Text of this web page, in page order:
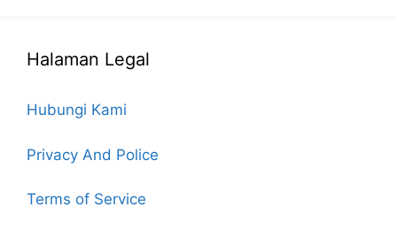
Halaman Legal
Hubungi Kami
Privacy And Police
Terms of Service